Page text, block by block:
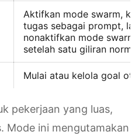
Aktifkan mode swarm,
tugas sebagai prompt,
nonaktifkan mode swarm
setelah satu giliran
Mulai atau kelola goal
pekerjaan yang luas,
Mode ini mengutamakan